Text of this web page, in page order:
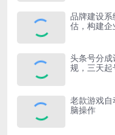
品牌建设
估，构建企
头条号分
规，三天
老款游戏
脑操作